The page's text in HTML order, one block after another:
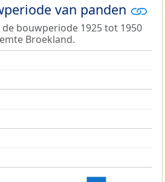
van panden
bouwperiode 1925 tot 1950
Broekland.